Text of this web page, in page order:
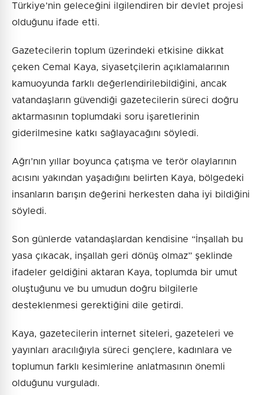
Türkiye’nin geleceğini ilgilendiren bir devlet projesi
olduğunu ifade etti.
Gazetecilerin toplum üzerindeki etkisine dikkat
çeken Cemal Kaya, siyasetçilerin açıklamalarının
kamuoyunda farklı değerlendirilebildiğini, ancak
vatandaşların güvendiği gazetecilerin süreci doğru
aktarmasının toplumdaki soru işaretlerinin
giderilmesine katkı sağlayacağını söyledi.
Ağrı’nın yıllar boyunca çatışma ve terör olaylarının
acısını yakından yaşadığını belirten Kaya, bölgedeki
insanların barışın değerini herkesten daha iyi bildiğini
söyledi.
Son günlerde vatandaşlardan kendisine “İnşallah bu
yasa çıkacak, inşallah geri dönüş olmaz” şeklinde
ifadeler geldiğini aktaran Kaya, toplumda bir umut
oluştuğunu ve bu umudun doğru bilgilerle
desteklenmesi gerektiğini dile getirdi.
Kaya, gazetecilerin internet siteleri, gazeteleri ve
yayınları aracılığıyla süreci gençlere, kadınlara ve
toplumun farklı kesimlerine anlatmasının önemli
olduğunu vurguladı.